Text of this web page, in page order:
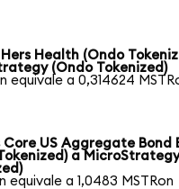
Hers Health (Ondo
(Ondo Tokenized)
equivale a 0,314624
Core US Aggregate Bond
a
equivale a 1,0483 MSTRon